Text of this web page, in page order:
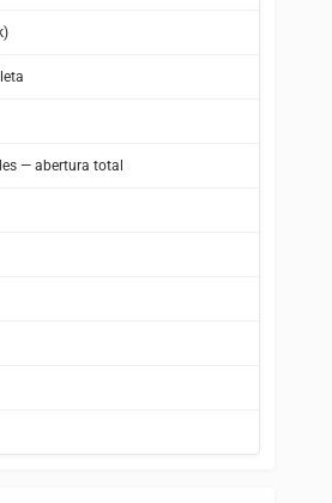
— abertura total